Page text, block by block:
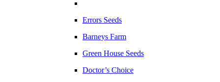
Errors Seeds
Barneys Farm
Green House Seeds
Doctor’s Choice